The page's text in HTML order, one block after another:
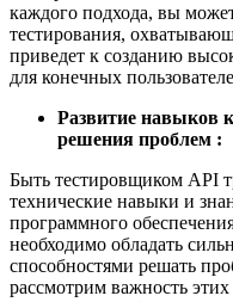
каждого подхода, вы
тестирования,
приведет к созданию
для конечных
Развитие навыков
решения проблем :
Быть тестировщиком API
технические навыки и
программного
необходимо обладать
способностями решать
рассмотрим важность